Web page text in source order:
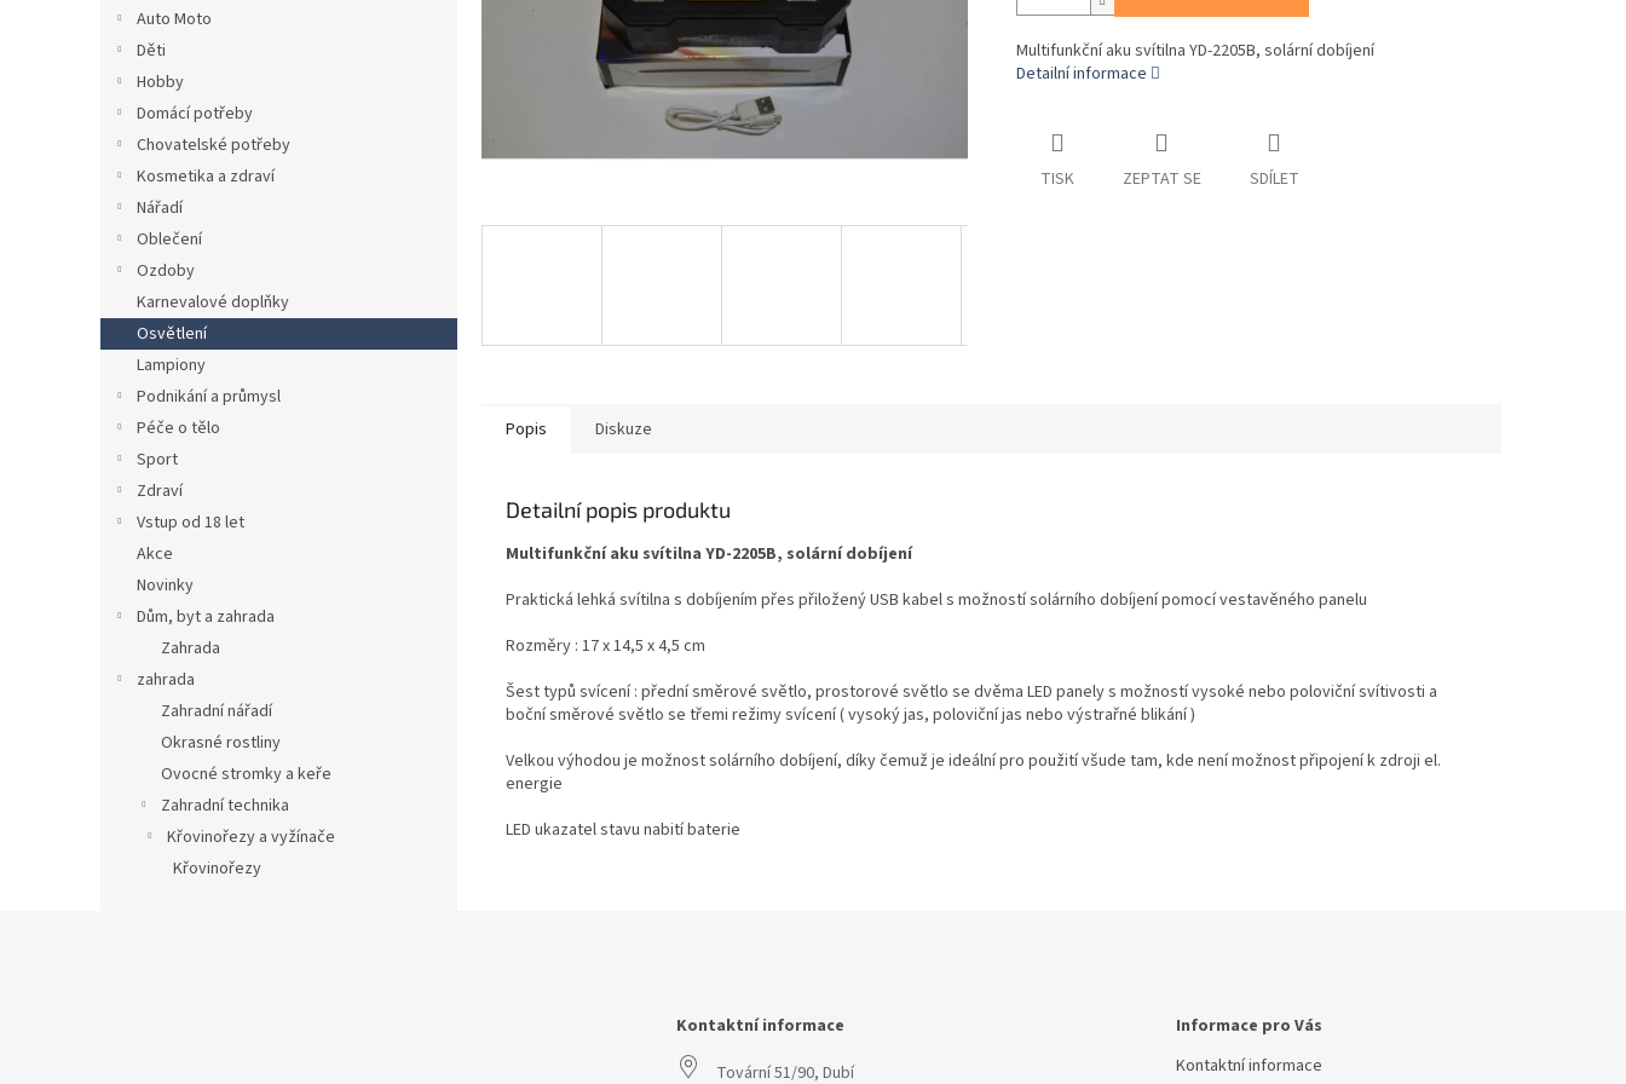
Auto Moto
Děti
Hobby
Domácí potřeby
Chovatelské potřeby
Kosmetika a zdraví
Nářadí
Oblečení
Ozdoby
Karnevalové doplňky
Osvětlení
Lampiony
Podnikání a průmysl
Péče o tělo
Sport
Zdraví
Vstup od 18 let
Akce
Novinky
Dům, byt a zahrada
Zahrada
zahrada
Zahradní nářadí
Okrasné rostliny
Ovocné stromky a keře
Zahradní technika
Křovinořezy a vyžínače
Křovinořezy
Multifunkční aku svítilna YD-2205B, solární dobíjení
Detailní informace
TISK ZEPTAT SE SDÍLET
Popis Diskuze
Detailní popis produktu
Multifunkční aku svítilna YD-2205B, solární dobíjení
Praktická lehká svítilna s dobíjením přes přiložený USB kabel s možností solárního dobíjení pomocí vestavěného panelu
Rozměry : 17 x 14,5 x 4,5 cm
Šest typů svícení : přední směrové světlo, prostorové světlo se dvěma LED panely s možností vysoké nebo poloviční svítivosti a
boční směrové světlo se třemi režimy svícení ( vysoký jas, poloviční jas nebo výstrařné blikání )
Velkou výhodou je možnost solárního dobíjení, díky čemuž je ideální pro použití všude tam, kde není možnost připojení k zdroji el.
energie
LED ukazatel stavu nabití baterie
Kontaktní informace
Tovární 51/90, Dubí
Informace pro Vás
Kontaktní informace